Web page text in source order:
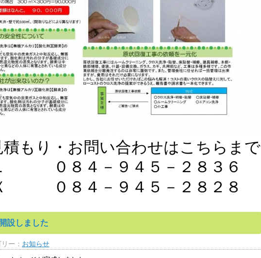
積もり・お問い合わせはこちらまで
０８４－９４５－２８３６
０８４－９４５－２８２８
設しました
ー： お知らせ